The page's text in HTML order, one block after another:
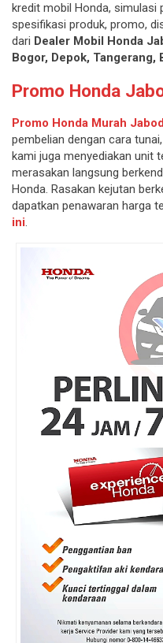
kredit mobil Honda, simulasi
spesifikasi produk, promo,
dari Dealer Mobil Honda J
Bogor, Depok, Tangerang,
Promo Honda
Promo Honda Murah
pembelian dengan cara
kami juga menyediakan unit
merasakan langsung
Honda. Rasakan kejutan
dapatkan penawaran harga
ini.